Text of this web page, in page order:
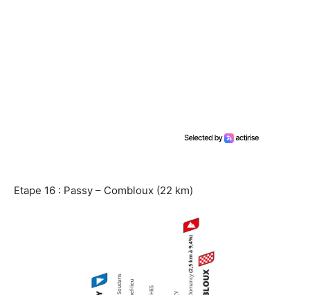
Etape 16 : Passy – Combloux (22 km)